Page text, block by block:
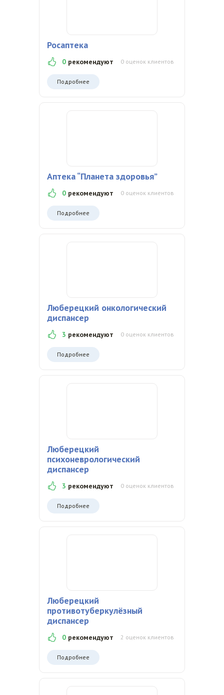
Росаптека
0 рекомендуют 0 оценок клиентов
Подробнее
Аптека “Планета здоровья”
0 рекомендуют 0 оценок клиентов
Подробнее
Люберецкий онкологический
диспансер
3 рекомендуют 0 оценок клиентов
Подробнее
Люберецкий
психоневрологический
диспансер
3 рекомендуют 0 оценок клиентов
Подробнее
Люберецкий
противотуберкулёзный
диспансер
0 рекомендуют 2 оценок клиентов
Подробнее